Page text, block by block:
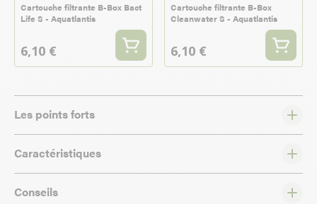
Cartouche filtrante B-Box Bact
Life S - Aquatlantis
6,10 €
Cartouche filtrante B-Box
Cleanwater S - Aquatlantis
6,10 €
Les points forts
Caractéristiques
Conseils